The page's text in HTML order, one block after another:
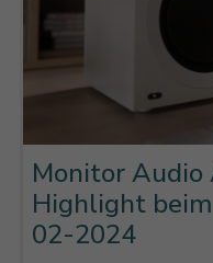
Monitor
Highlight
02-2024